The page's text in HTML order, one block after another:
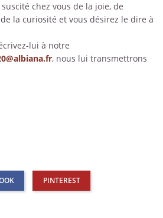
chez vous de la joie, de
la curiosité et vous désirez le dire à
lui à notre
, nous lui transmettrons
PINTEREST